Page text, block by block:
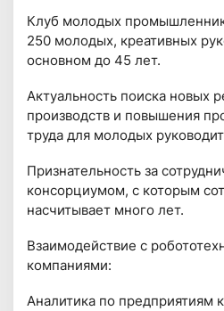
Клуб молодых
250 молодых, креативных
основном до 45 лет.
Актуальность поиска новых
производств и повышения
труда для молодых
Признательность за
консорциумом, с которым
насчитывает много лет.
Взаимодействие с
компаниями:
Аналитика по предприятиям